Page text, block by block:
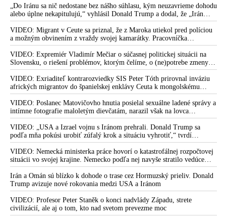
„Do Iránu sa nič nedostane bez nášho súhlasu, kým neuzavrieme dohodu
alebo úplne nekapitulujú,“ vyhlásil Donald Trump a dodal, že „Irán
nikdy nebude mať jadrovú zbraň!“
VIDEO: Migrant v Ceute sa priznal, že z Maroka utiekol pred políciou
a možným obvinením z vraždy svojej kamarátky. Pracovníčka
migračného centra v Ceute medzitým potvrdila, že väčšina utečencov v
meste pochádza zo subsaharskej Afriky, ale taktiež z Bangladéša a
Jemenu
VIDEO: Expremiér Vladimír Mečiar o súčasnej politickej situácii na
Slovensku, o riešení problémov, ktorým čelíme, o (ne)potrebe zmeny
volebného systému, ale aj o meniacom sa svetovom poriadku a
postavení našej vlasti v ňom
VIDEO: Exriaditeľ kontrarozviedky SIS Peter Tóth prirovnal inváziu
afrických migrantov do španielskej enklávy Ceuta k mongolskému
vpádu do strednej Európy, ku ktorému došlo v 13. storočí
VIDEO: Poslanec Matovičovho hnutia posielal sexuálne ladené správy a
intímne fotografie maloletým dievčatám, narazil však na lovca
pedofilov
VIDEO: „USA a Izrael vojnu s Iránom prehrali. Donald Trump sa
podľa mňa pokúsi urobiť zúfalý krok a situáciu vyhrotiť,“ tvrdí
americký armádny plukovník vo výslužbe Douglas Macgregor
VIDEO: Nemecká ministerka práce hovorí o katastrofálnej rozpočtovej
situácii vo svojej krajine. Nemecko podľa nej navyše stratilo vedúce
postavenie v mnohých technologických oblastiach
Irán a Omán sú blízko k dohode o trase cez Hormuzský prieliv. Donald
Trump avizuje nové rokovania medzi USA a Iránom
VIDEO: Profesor Peter Staněk o konci nadvlády Západu, strete
civilizácií, ale aj o tom, kto nad svetom prevezme moc